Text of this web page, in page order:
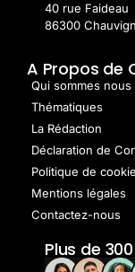
40 rue Faideau
86300
A Propos de
Qui sommes nous
Thématiques
La Rédaction
Déclaration de
Politique de
Mentions légales
Contactez-nous
Plus de